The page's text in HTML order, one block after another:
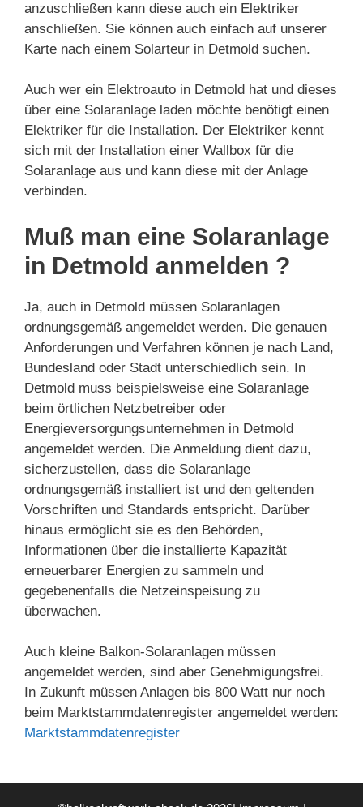
anzuschließen kann diese auch ein Elektriker
anschließen. Sie können auch einfach auf unserer
Karte nach einem Solarteur in Detmold suchen.
Auch wer ein Elektroauto in Detmold hat und dieses
über eine Solaranlage laden möchte benötigt einen
Elektriker für die Installation. Der Elektriker kennt
sich mit der Installation einer Wallbox für die
Solaranlage aus und kann diese mit der Anlage
verbinden.
Muß man eine Solaranlage
in Detmold anmelden ?
Ja, auch in Detmold müssen Solaranlagen
ordnungsgemäß angemeldet werden. Die genauen
Anforderungen und Verfahren können je nach Land,
Bundesland oder Stadt unterschiedlich sein. In
Detmold muss beispielsweise eine Solaranlage
beim örtlichen Netzbetreiber oder
Energieversorgungsunternehmen in Detmold
angemeldet werden. Die Anmeldung dient dazu,
sicherzustellen, dass die Solaranlage
ordnungsgemäß installiert ist und den geltenden
Vorschriften und Standards entspricht. Darüber
hinaus ermöglicht sie es den Behörden,
Informationen über die installierte Kapazität
erneuerbarer Energien zu sammeln und
gegebenenfalls die Netzeinspeisung zu
überwachen.
Auch kleine Balkon-Solaranlagen müssen
angemeldet werden, sind aber Genehmigungsfrei.
In Zukunft müssen Anlagen bis 800 Watt nur noch
beim Marktstammdatenregister angemeldet werden:
Marktstammdatenregister